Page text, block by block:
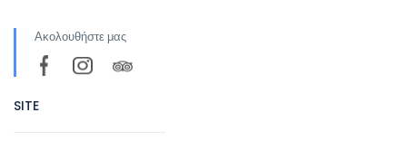
Ακολουθήστε μας
SITE